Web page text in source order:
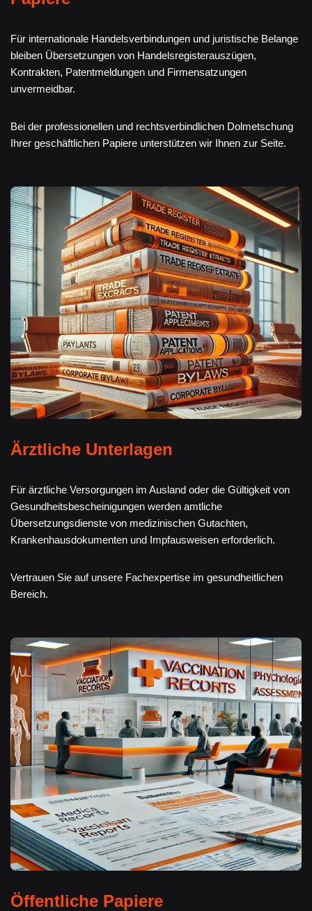
Für internationale Handelsverbindungen und juristische Belange
bleiben Übersetzungen von Handelsregisterauszügen,
Kontrakten, Patentmeldungen und Firmensatzungen
unvermeidbar.
Bei der professionellen und rechtsverbindlichen Dolmetschung
Ihrer geschäftlichen Papiere unterstützen wir Ihnen zur Seite.
Ärztliche Unterlagen
Für ärztliche Versorgungen im Ausland oder die Gültigkeit von
Gesundheitsbescheinigungen werden amtliche
Übersetzungsdienste von medizinischen Gutachten,
Krankenhausdokumenten und Impfausweisen erforderlich.
Vertrauen Sie auf unsere Fachexpertise im gesundheitlichen
Bereich.
Öffentliche Papiere